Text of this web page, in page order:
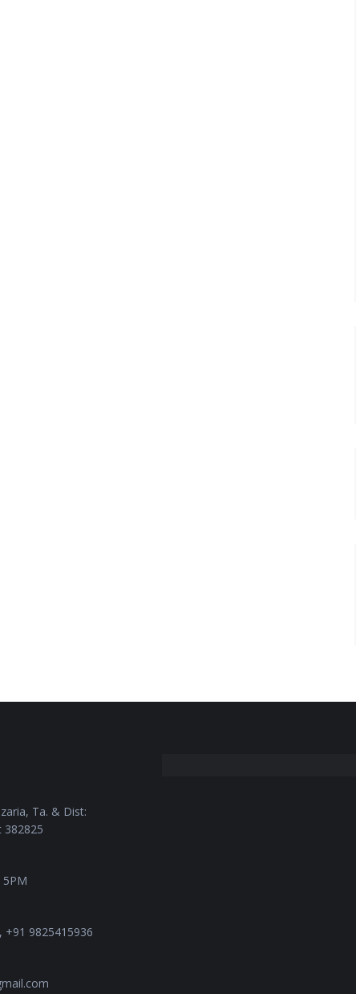
Ta. & Dist:
382825
+91 9825415936